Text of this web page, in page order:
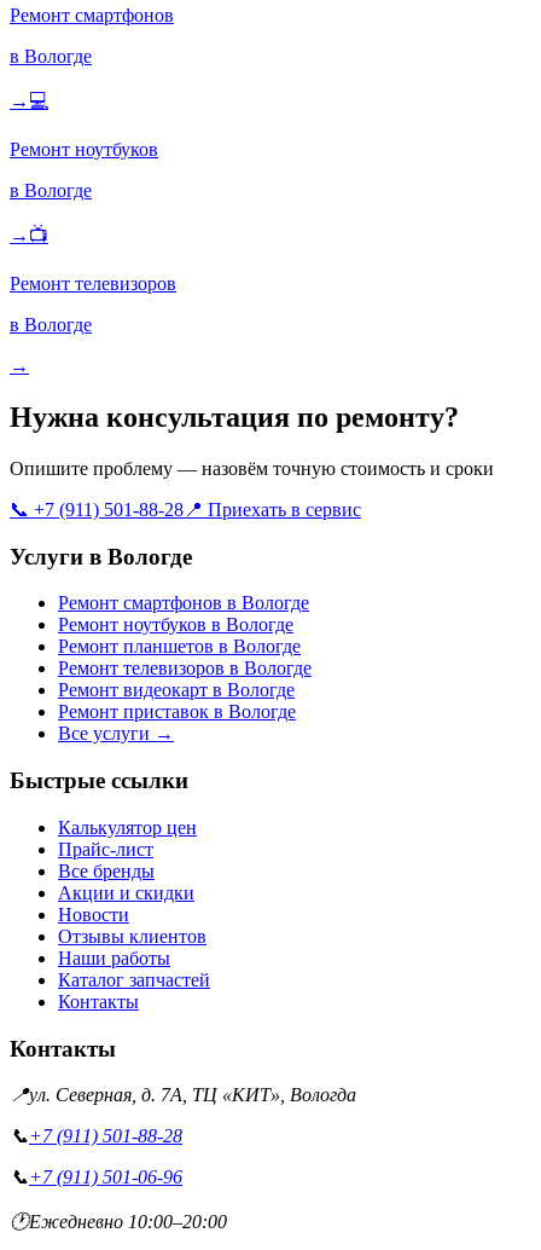
Ремонт смартфонов
в Вологде
→ 💻
Ремонт ноутбуков
в Вологде
→ 📺
Ремонт телевизоров
в Вологде
→
Нужна консультация по ремонту?
Опишите проблему — назовём точную стоимость и сроки
📞 +7 (911) 501-88-28 📍 Приехать в сервис
Услуги в Вологде
Ремонт смартфонов в Вологде
Ремонт ноутбуков в Вологде
Ремонт планшетов в Вологде
Ремонт телевизоров в Вологде
Ремонт видеокарт в Вологде
Ремонт приставок в Вологде
Все услуги →
Быстрые ссылки
Калькулятор цен
Прайс-лист
Все бренды
Акции и скидки
Новости
Отзывы клиентов
Наши работы
Каталог запчастей
Контакты
Контакты
📍ул. Северная, д. 7А, ТЦ «КИТ», Вологда
📞+7 (911) 501-88-28
📞+7 (911) 501-06-96
🕐Ежедневно 10:00–20:00